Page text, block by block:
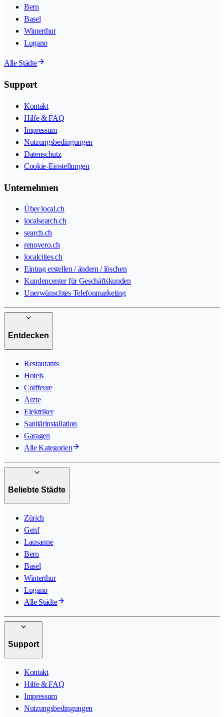
Bern
Basel
Winterthur
Lugano
Alle Städte
Support
Kontakt
Hilfe & FAQ
Impressum
Nutzungsbedingungen
Datenschutz
Cookie-Einstellungen
Unternehmen
Über local.ch
localsearch.ch
search.ch
renovero.ch
localcities.ch
Eintrag erstellen / ändern / löschen
Kundencenter für Geschäftskunden
Unerwünschtes Telefonmarketing
Entdecken
Restaurants
Hotels
Coiffeure
Ärzte
Elektriker
Sanitärinstallation
Garagen
Alle Kategorien
Beliebte Städte
Zürich
Genf
Lausanne
Bern
Basel
Winterthur
Lugano
Alle Städte
Support
Kontakt
Hilfe & FAQ
Impressum
Nutzungsbedingungen